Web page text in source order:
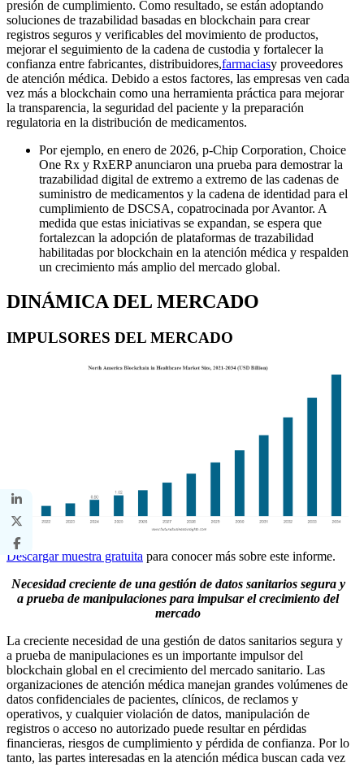
presión de cumplimiento. Como resultado, se están adoptando
soluciones de trazabilidad basadas en blockchain para crear
registros seguros y verificables del movimiento de productos,
mejorar el seguimiento de la cadena de custodia y fortalecer la
confianza entre fabricantes, distribuidores,farmaciasy proveedores
de atención médica. Debido a estos factores, las empresas ven cada
vez más a blockchain como una herramienta práctica para mejorar
la transparencia, la seguridad del paciente y la preparación
regulatoria en la distribución de medicamentos.
Por ejemplo, en enero de 2026, p-Chip Corporation, Choice
One Rx y RxERP anunciaron una prueba para demostrar la
trazabilidad digital de extremo a extremo de las cadenas de
suministro de medicamentos y la cadena de identidad para el
cumplimiento de DSCSA, copatrocinada por Avantor. A
medida que estas iniciativas se expandan, se espera que
fortalezcan la adopción de plataformas de trazabilidad
habilitadas por blockchain en la atención médica y respalden
un crecimiento más amplio del mercado global.
DINÁMICA DEL MERCADO
IMPULSORES DEL MERCADO
Descargar muestra gratuita para conocer más sobre este informe.
Necesidad creciente de una gestión de datos sanitarios segura y
a prueba de manipulaciones para impulsar el crecimiento del
mercado
La creciente necesidad de una gestión de datos sanitarios segura y
a prueba de manipulaciones es un importante impulsor del
blockchain global en el crecimiento del mercado sanitario. Las
organizaciones de atención médica manejan grandes volúmenes de
datos confidenciales de pacientes, clínicos, de reclamos y
operativos, y cualquier violación de datos, manipulación de
registros o acceso no autorizado puede resultar en pérdidas
financieras, riesgos de cumplimiento y pérdida de confianza. Por lo
tanto, las partes interesadas en la atención médica buscan cada vez